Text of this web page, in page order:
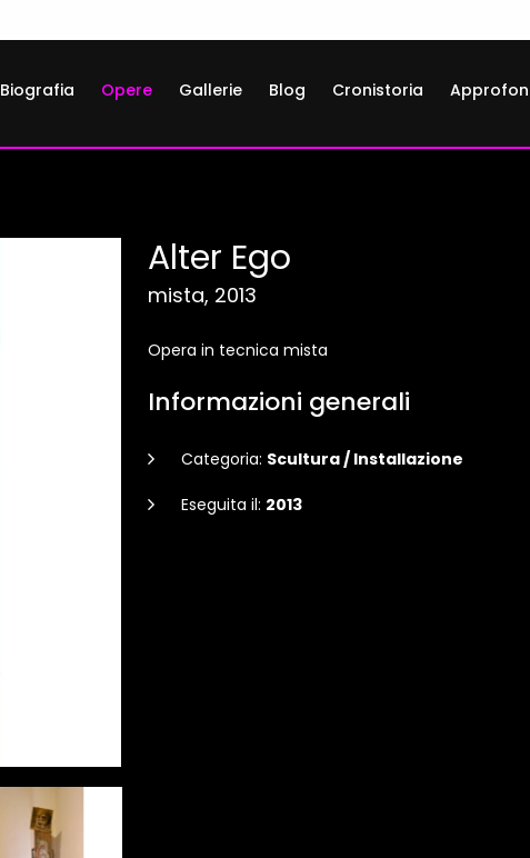
Biografia Opere Gallerie Blog Cronistoria
Alter Ego
mista, 2013
Opera in tecnica mista
Informazioni generali
Categoria: Scultura / Installazione
Eseguita il: 2013